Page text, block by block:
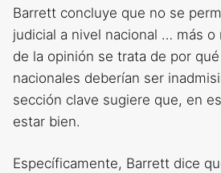
Barrett concluye que no se
judicial a nivel nacional … más o
de la opinión se trata de por
nacionales deberían ser
sección clave sugiere que, en
estar bien.
Específicamente, Barrett dice